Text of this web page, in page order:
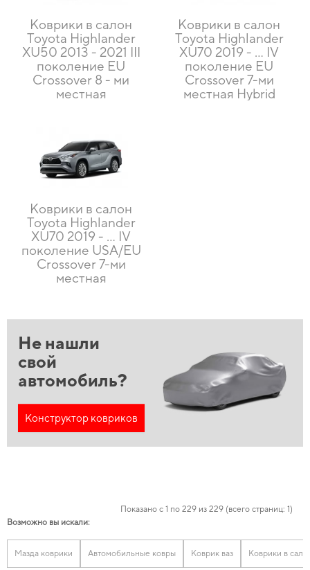
Коврики в салон
Toyota Highlander
XU50 2013 - 2021 III
поколение EU
Crossover 8 - ми
местная
Коврики в салон
Toyota Highlander
XU70 2019 - … IV
поколение EU
Crossover 7-ми
местная Hybrid
Коврики в салон
Toyota Highlander
XU70 2019 - … IV
поколение USA/EU
Crossover 7-ми
местная
Не нашли
свой
автомобиль?
Конструктор ковриков
Показано с 1 по 229 из 229 (всего страниц: 1)
Возможно вы искали:
Мазда коврики Автомобильные ковры Коврик ваз Коврики в